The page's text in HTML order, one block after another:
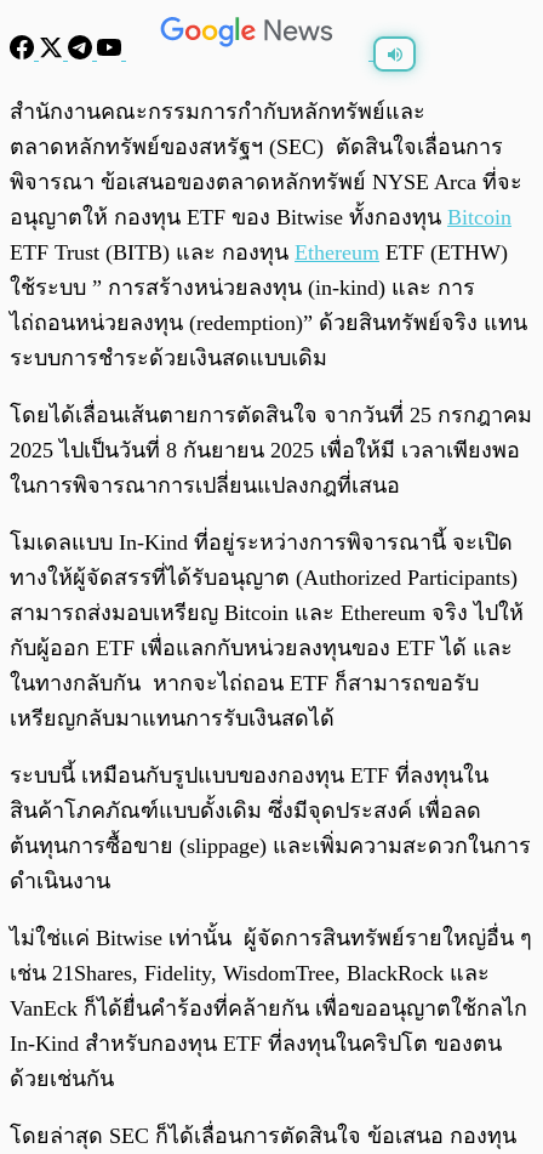
สำนักงานคณะกรรมการกำกับหลักทรัพย์และ
ตลาดหลักทรัพย์ของสหรัฐฯ (SEC) ตัดสินใจเลื่อนการ
พิจารณา ข้อเสนอของตลาดหลักทรัพย์ NYSE Arca ที่จะ
อนุญาตให้ กองทุน ETF ของ Bitwise ทั้งกองทุน Bitcoin
ETF Trust (BITB) และ กองทุน Ethereum ETF (ETHW)
ใช้ระบบ ” การสร้างหน่วยลงทุน (in-kind) และ การ
ไถ่ถอนหน่วยลงทุน (redemption)” ด้วยสินทรัพย์จริง แทน
ระบบการชำระด้วยเงินสดแบบเดิม
โดยได้เลื่อนเส้นตายการตัดสินใจ จากวันที่ 25 กรกฎาคม
2025 ไปเป็นวันที่ 8 กันยายน 2025 เพื่อให้มี เวลาเพียงพอ
ในการพิจารณาการเปลี่ยนแปลงกฎที่เสนอ
โมเดลแบบ In-Kind ที่อยู่ระหว่างการพิจารณานี้ จะเปิด
ทางให้ผู้จัดสรรที่ได้รับอนุญาต (Authorized Participants)
สามารถส่งมอบเหรียญ Bitcoin และ Ethereum จริง ไปให้
กับผู้ออก ETF เพื่อแลกกับหน่วยลงทุนของ ETF ได้ และ
ในทางกลับกัน หากจะไถ่ถอน ETF ก็สามารถขอรับ
เหรียญกลับมาแทนการรับเงินสดได้
ระบบนี้ เหมือนกับรูปแบบของกองทุน ETF ที่ลงทุนใน
สินค้าโภคภัณฑ์แบบดั้งเดิม ซึ่งมีจุดประสงค์ เพื่อลด
ต้นทุนการซื้อขาย (slippage) และเพิ่มความสะดวกในการ
ดำเนินงาน
ไม่ใช่แค่ Bitwise เท่านั้น ผู้จัดการสินทรัพย์รายใหญ่อื่น ๆ
เช่น 21Shares, Fidelity, WisdomTree, BlackRock และ
VanEck ก็ได้ยื่นคำร้องที่คล้ายกัน เพื่อขออนุญาตใช้กลไก
In-Kind สำหรับกองทุน ETF ที่ลงทุนในคริปโต ของตน
ด้วยเช่นกัน
โดยล่าสุด SEC ก็ได้เลื่อนการตัดสินใจ ข้อเสนอ กองทุน